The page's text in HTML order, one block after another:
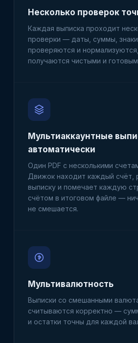
Несколько проверок
Каждая выписка проходит
проверки — даты, суммы,
проверяются и
получаются чистыми и
Мультиаккаунтные
автоматически
Один PDF с несколькими
Движок находит каждый счёт,
выписку и помечает каждую
счётом в итоговом файле —
не смешается.
Мультивалютность
Выписки со смешанными
считываются корректно —
и остатки точны для каждой